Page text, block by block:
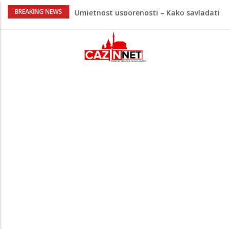
BREAKING NEWS
Umjetnost usporenosti – Kako savladati
Maloljetnik u policijskoj stanici napao
policajca i oštetio vrata
Razmišljate koji automobil kupiti? Nova